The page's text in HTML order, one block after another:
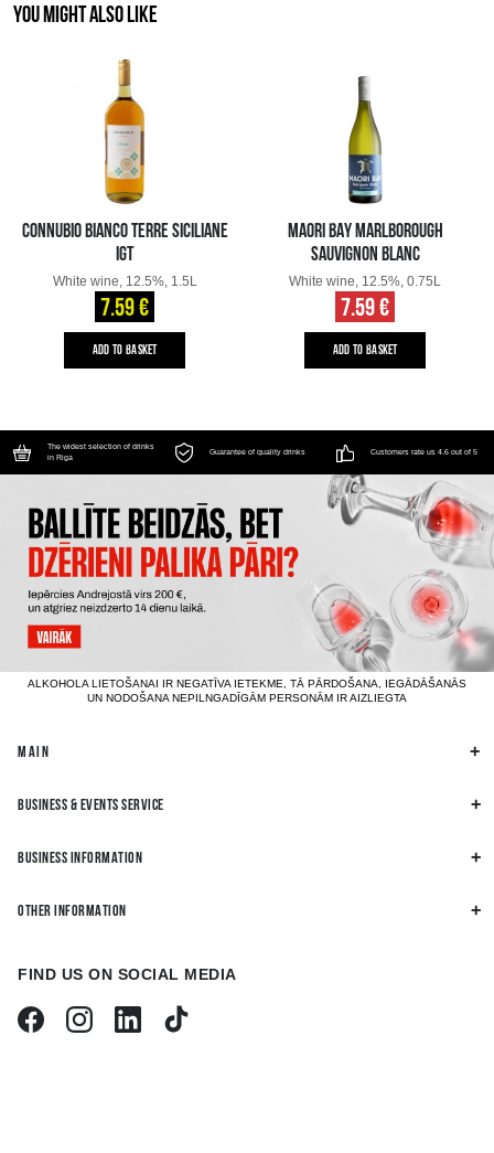
YOU MIGHT ALSO LIKE
CONNUBIO BIANCO TERRE SICILIANE
IGT
White wine, 12.5%, 1.5L
7.59 €
ADD TO BASKET
MAORI BAY MARLBOROUGH
SAUVIGNON BLANC
White wine, 12.5%, 0.75L
7.59 €
ADD TO BASKET
The widest selection of drinks
in Riga
Guarantee of quality drinks Customers rate us 4.6 out of 5
ALKOHOLA LIETOŠANAI IR NEGATĪVA IETEKME, TĀ PĀRDOŠANA, IEGĀDĀŠANĀS
UN NODOŠANA NEPILNGADĪGĀM PERSONĀM IR AIZLIEGTA
MAIN
BUSINESS & EVENTS SERVICE
BUSINESS INFORMATION
OTHER INFORMATION
FIND US ON SOCIAL MEDIA